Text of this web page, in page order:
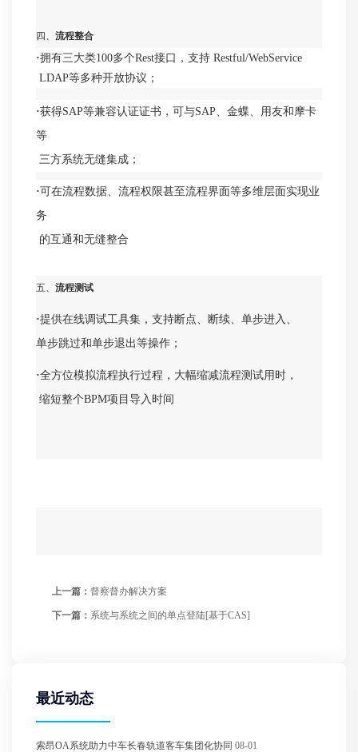
四、 流程整合
·拥有三大类100多个Rest接口，支持 Restful/WebService
LDAP等多种开放协议；
·获得SAP等兼容认证证书，可与SAP、金蝶、用友和摩卡
等
三方系统无缝集成；
·可在流程数据、流程权限甚至流程界面等多维层面实现业
务
的互通和无缝整合
五、 流程测试
·提供在线调试工具集，支持断点、断续、单步进入、
单步跳过和单步退出等操作；
·全方位模拟流程执行过程，大幅缩减流程测试用时，
缩短整个BPM项目导入时间
上一篇： 督察督办解决方案
下一篇： 系统与系统之间的单点登陆[基于CAS]
最近动态
索昂OA系统助力中车长春轨道客车集团化协同 08-01